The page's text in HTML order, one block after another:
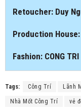
Retoucher: Duy
Production House:
Fashion: CONG TRI
Tags: Công Trí Lãnh
Nhà Mốt Công Trí vẻ